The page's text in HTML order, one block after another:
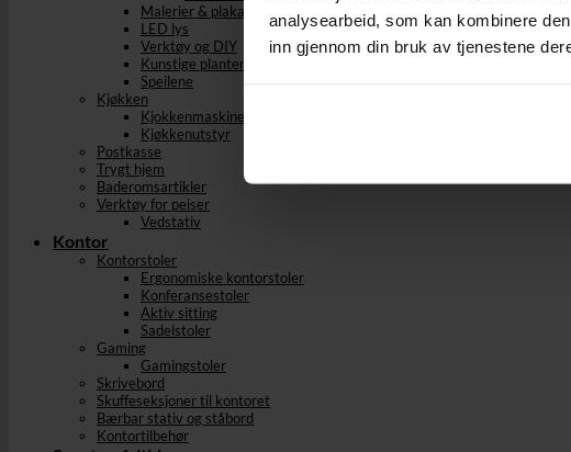
analysearbeid, som kan kombinere
inn gjennom din bruk av tjenestene
Malerier & plakater
LED lys
Verktøy og DIY
Kunstige planter
Speilene
Kjøkken
Kjokkenmaskiner
Kjøkkenutstyr
Postkasse
Trygt hjem
Baderomsartikler
Verktøy for peiser
Vedstativ
Kontor
Kontorstoler
Ergonomiske kontorstoler
Konferansestoler
Aktiv sitting
Sadelstoler
Gaming
Gamingstoler
Skrivebord
Skuffeseksjoner til kontoret
Bærbar stativ og ståbord
Kontortilbehør